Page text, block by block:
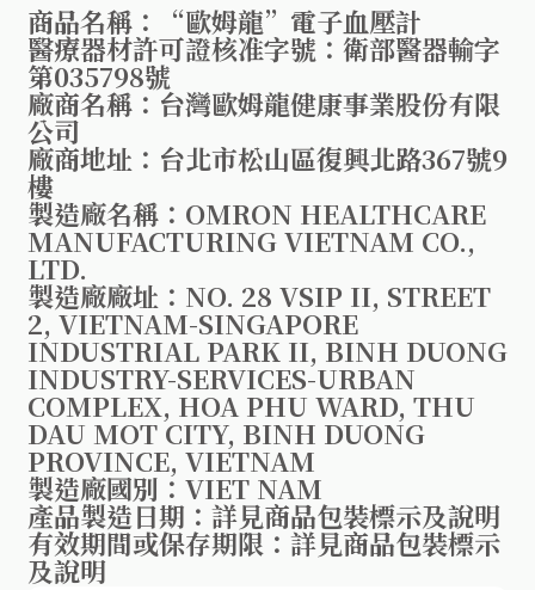
商品名稱：“歐姆龍”電子血壓計
醫療器材許可證核准字號：衛部醫器輸字
第035798號
廠商名稱：台灣歐姆龍健康事業股份有限
公司
廠商地址：台北市松山區復興北路367號9
樓
製造廠名稱：OMRON HEALTHCARE
MANUFACTURING VIETNAM CO.,
LTD.
製造廠廠址：NO. 28 VSIP II, STREET
2, VIETNAM-SINGAPORE
INDUSTRIAL PARK II, BINH DUONG
INDUSTRY-SERVICES-URBAN
COMPLEX, HOA PHU WARD, THU
DAU MOT CITY, BINH DUONG
PROVINCE, VIETNAM
製造廠國別：VIET NAM
產品製造日期：詳見商品包裝標示及說明
有效期間或保存期限：詳見商品包裝標示
及說明